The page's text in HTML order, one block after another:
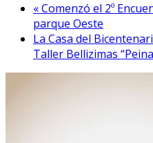
« Comenzó el 2º
parque Oeste
La Casa del
Taller Bellizimas